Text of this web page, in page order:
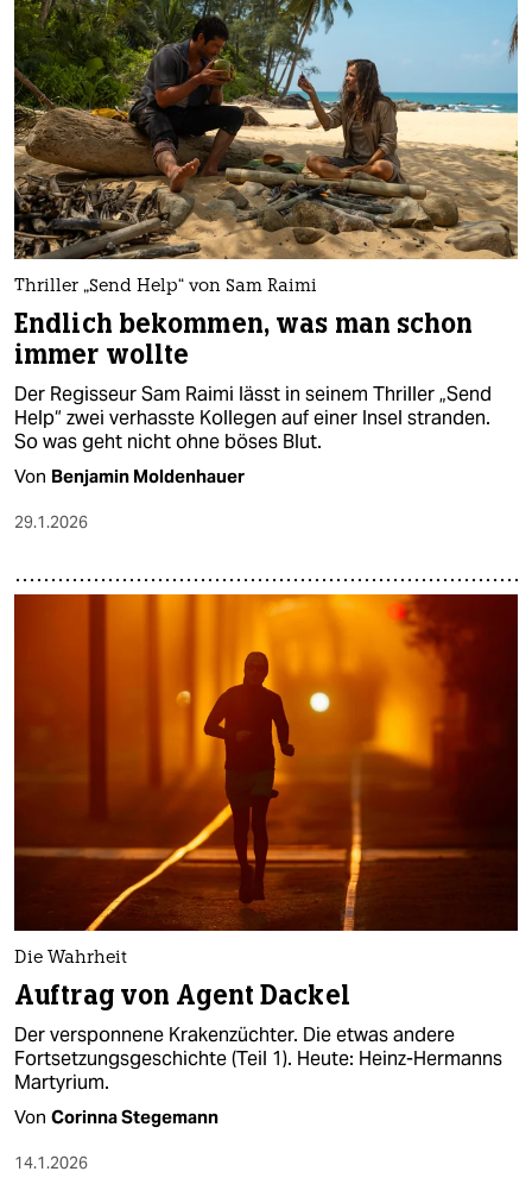
Thriller „Send Help“ von Sam Raimi
Endlich bekommen, was man schon
immer wollte
Der Regisseur Sam Raimi lässt in seinem Thriller „Send
Help“ zwei verhasste Kollegen auf einer Insel stranden.
So was geht nicht ohne böses Blut.
Von Benjamin Moldenhauer
29.1.2026
Die Wahrheit
Auftrag von Agent Dackel
Der versponnene Krakenzüchter. Die etwas andere
Fortsetzungsgeschichte (Teil 1). Heute: Heinz-Hermanns
Martyrium​.
Von Corinna Stegemann
14.1.2026